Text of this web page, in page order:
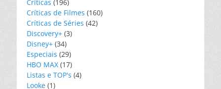
Críticas (196)
Críticas de Filmes (160)
Críticas de Séries (42)
Discovery+ (3)
Disney+ (34)
Especiais (29)
HBO MAX (17)
Listas e TOP's (4)
Looke (1)